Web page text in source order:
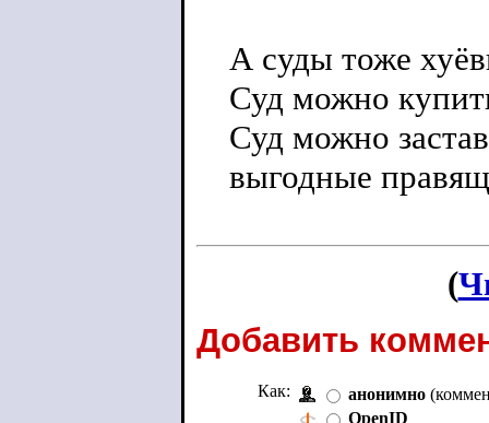
А суды тоже
Суд можно
Суд можно
выгодные
(
Добавить
Как: анонимно
OpenID